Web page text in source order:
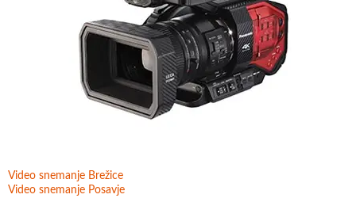
Video snemanje Brežice
Video snemanje Posavje